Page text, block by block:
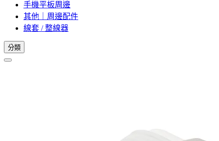
手機平板周邊
其他｜周邊配件
線套 / 整線器
分類